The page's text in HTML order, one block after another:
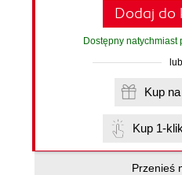
Dodaj do
Dostępny natychmiast
lub
Kup 1-
Przenieś